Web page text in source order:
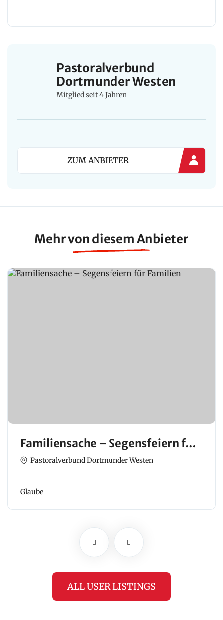
Pastoralverbund
Dortmunder Westen
Mitglied seit 4 Jahren
ZUM ANBIETER
Mehr von diesem Anbieter
Familiensache – Segensfeiern für
Familien
Pastoralverbund Dortmunder Westen
Glaube
ALL USER LISTINGS